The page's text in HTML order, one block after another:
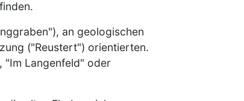
an geologischen
("Reustert") orientierten.
"Im Langenfeld" oder